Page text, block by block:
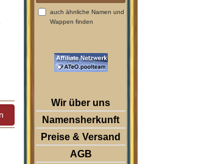
auch ähnliche Namen und
Wappen finden
Wir über uns
Namensherkunft
Preise & Versand
AGB